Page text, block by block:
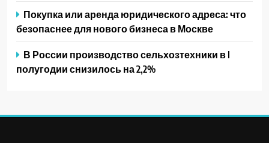
Покупка или аренда юридического адреса: что
безопаснее для нового бизнеса в Москве
В России производство сельхозтехники в I
полугодии снизилось на 2,2%